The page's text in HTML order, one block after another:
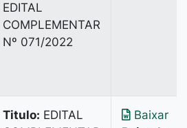
EDITAL
COMPLEMENTAR
Nº 071/2022
Titulo: EDITAL
Baixar